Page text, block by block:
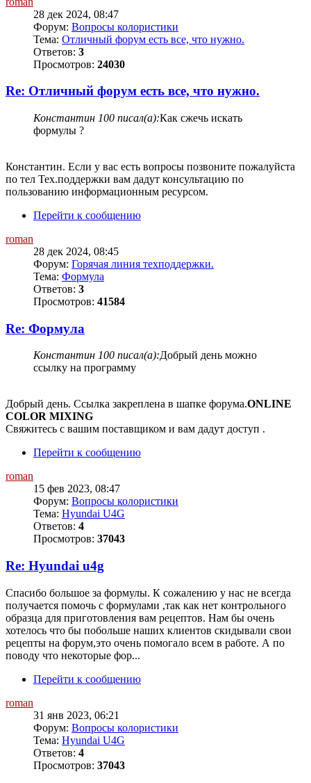
28 дек 2024, 08:47
Форум: Вопросы колористики
Тема: Отличный форум есть все, что нужно.
Ответов: 3
Просмотров: 24030
Re: Отличный форум есть все, что нужно.
Константин 100 писал(а):Как сжечь искать
формулы ?
Константин. Если у вас есть вопросы позвоните пожалуйста
по тел Тех.поддержки вам дадут консультацию по
пользованию информационным ресурсом.
Перейти к сообщению
roman
28 дек 2024, 08:45
Форум: Горячая линия техподдержки.
Тема: Формула
Ответов: 3
Просмотров: 41584
Re: Формула
Константин 100 писал(а):Добрый день можно
ссылку на программу
Добрый день. Ссылка закреплена в шапке форума.ONLINE
COLOR MIXING
Свяжитесь с вашим поставщиком и вам дадут доступ .
Перейти к сообщению
roman
15 фев 2023, 08:47
Форум: Вопросы колористики
Тема: Hyundai U4G
Ответов: 4
Просмотров: 37043
Re: Hyundai u4g
Спасибо большое за формулы. К сожалению у нас не всегда
получается помочь с формулами ,так как нет контрольного
образца для приготовления вам рецептов. Нам бы очень
хотелось что бы побольше наших клиентов скидывали свои
рецепты на форум,это очень помогало всем в работе. А по
поводу что некоторые фор...
Перейти к сообщению
roman
31 янв 2023, 06:21
Форум: Вопросы колористики
Тема: Hyundai U4G
Ответов: 4
Просмотров: 37043